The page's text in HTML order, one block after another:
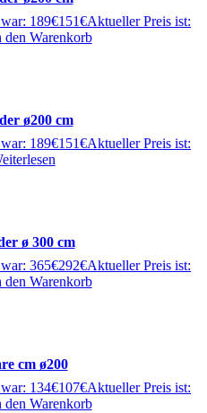
189€151€Aktueller Preis ist:
den Warenkorb
ø200 cm
189€151€Aktueller Preis ist:
ø 300 cm
365€292€Aktueller Preis ist:
den Warenkorb
cm ø200
134€107€Aktueller Preis ist:
den Warenkorb